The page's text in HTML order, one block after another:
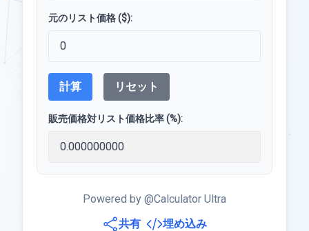
元のリスト価格 ($):
計算 リセット
販売価格対リスト価格比率 (%):
Powered by @Calculator Ultra
共有
埋め込み